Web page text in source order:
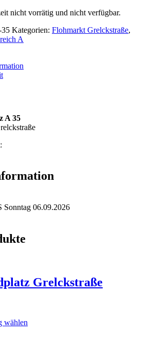
nicht vorrätig und nicht verfügbar.
Kategorien: Flohmarkt Grelckstraße,
A
A 35
Sonntag 06.09.2026
Grelckstraße
wählen